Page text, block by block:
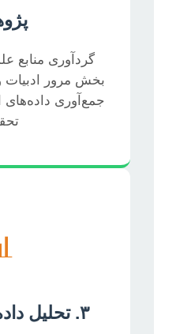
گردآوری منابع
بخش مرور
جمع‌آوری داده‌های
۳. تحلیل